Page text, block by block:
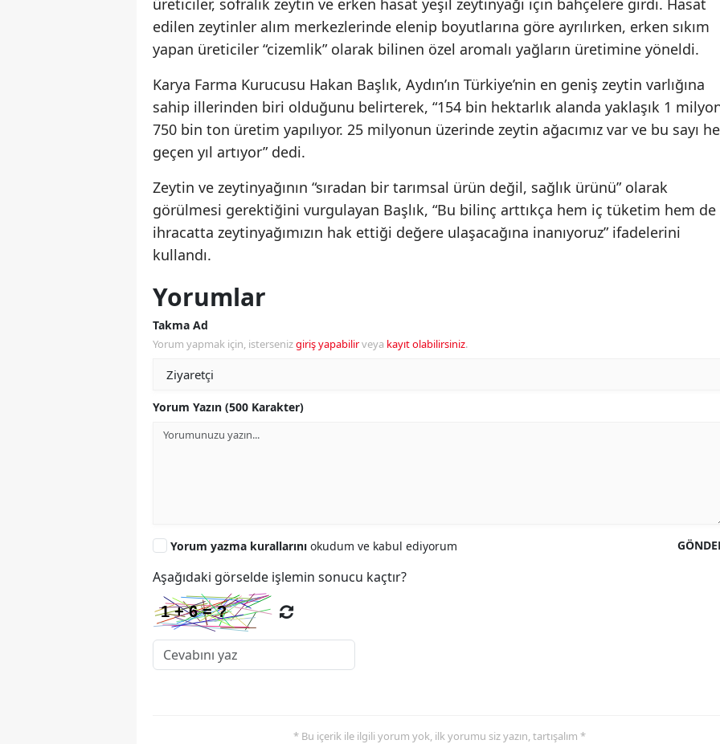
üreticiler, sofralık zeytin ve erken hasat yeşil zeytinyağı için bahçelere girdi. Hasat
edilen zeytinler alım merkezlerinde elenip boyutlarına göre ayrılırken, erken sıkım
yapan üreticiler “cizemlik” olarak bilinen özel aromalı yağların üretimine yöneldi.
Karya Farma Kurucusu Hakan Başlık, Aydın’ın Türkiye’nin en geniş zeytin varlığına
sahip illerinden biri olduğunu belirterek, “154 bin hektarlık alanda yaklaşık 1
750 bin ton üretim yapılıyor. 25 milyonun üzerinde zeytin ağacımız var ve bu sayı
geçen yıl artıyor” dedi.
Zeytin ve zeytinyağının “sıradan bir tarımsal ürün değil, sağlık ürünü” olarak
görülmesi gerektiğini vurgulayan Başlık, “Bu bilinç arttıkça hem iç tüketim hem de
ihracatta zeytinyağımızın hak ettiği değere ulaşacağına inanıyoruz” ifadelerini
kullandı.
Yorumlar
Takma Ad
Yorum yapmak için, istersenizgiriş yapabilirveya kayıt olabilirsiniz.
Yorum Yazın (500 Karakter)
Yorum yazma kurallarını okudum ve kabul ediyorum
Aşağıdaki görselde işlemin sonucu kaçtır?
* Bu içerik ile ilgili yorum yok, ilk yorumu siz yazın, tartışalım *